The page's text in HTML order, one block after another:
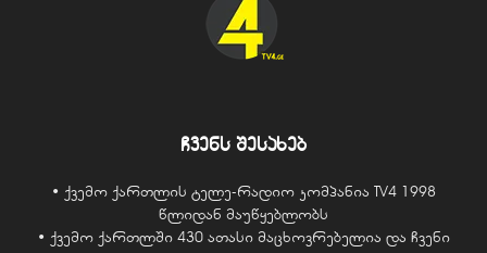
ჩვენს შესახებ
• ქვემო ქართლის ტელე-რადიო კომპანია TV4 1998
წლიდან მაუწყებლობს
• ქვემო ქართლში 430 ათასი მაცხოვრებელია და ჩვენი